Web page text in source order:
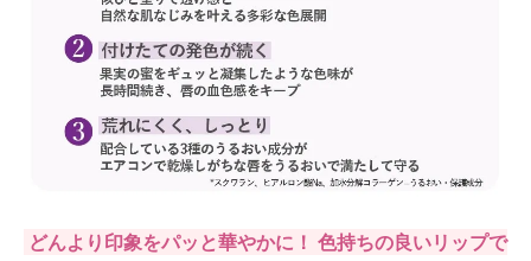
どんより印象をパッと華やかに！ 色持ちの良いリップで